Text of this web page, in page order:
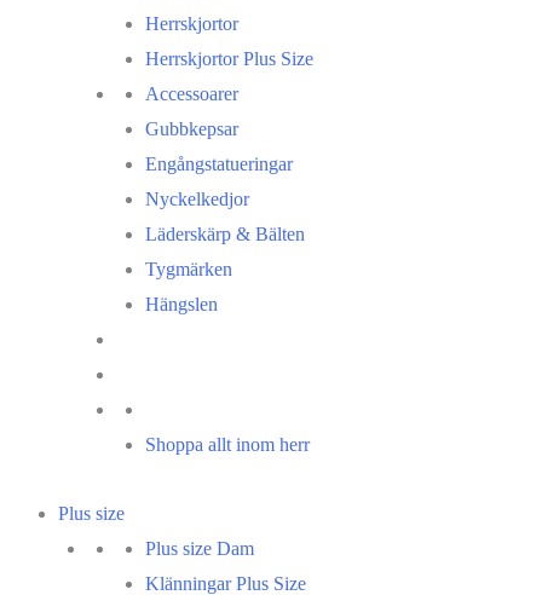
Herrskjortor
Herrskjortor Plus Size
Accessoarer
Gubbkepsar
Engångstatueringar
Nyckelkedjor
Läderskärp & Bälten
Tygmärken
Hängslen
Shoppa allt inom herr
Plus size
Plus size Dam
Klänningar Plus Size